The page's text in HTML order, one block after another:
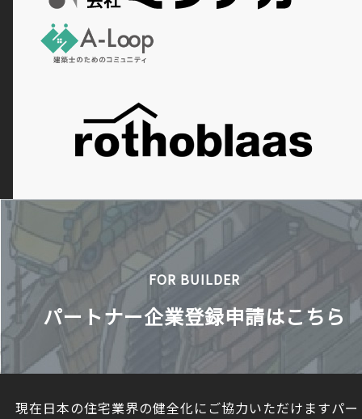
FOR BUILDER
パートナー企業登録申請はこちら
現在日本の住宅業界の健全化にご協力いただけますパ